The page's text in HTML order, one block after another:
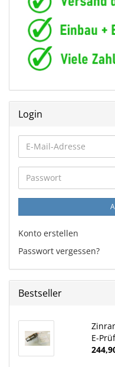
Login
E-
Mail-
Adresse
Passwort
Konto erstellen
Passwort vergessen?
Bestseller
E-